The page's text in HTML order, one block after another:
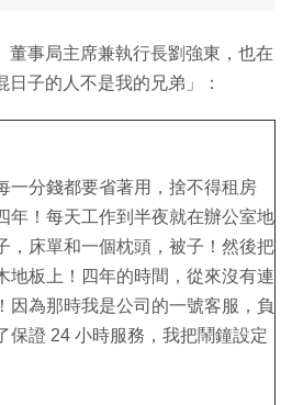
董事局主席兼執行長劉強東，也在
子的人不是我的兄弟」：
一分錢都要省著用，捨不得租房
年！每天工作到半夜就在辦公室地
，床單和一個枕頭，被子！然後把
地板上！四年的時間，從來沒有連
因為那時我是公司的一號客服，負
保證 24 小時服務，我把鬧鐘設定